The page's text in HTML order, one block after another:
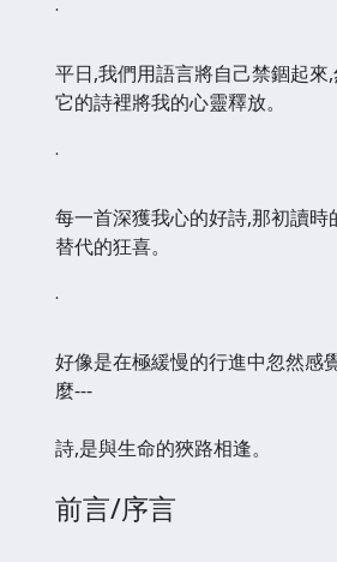
˙
平日,我們用語言將自己禁錮起來
它的詩裡將我的心靈釋放。
˙
每一首深獲我心的好詩,那初讀
替代的狂喜。
˙
好像是在極緩慢的行進中忽然感
麼---
詩,是與生命的狹路相逢。
前言/序言